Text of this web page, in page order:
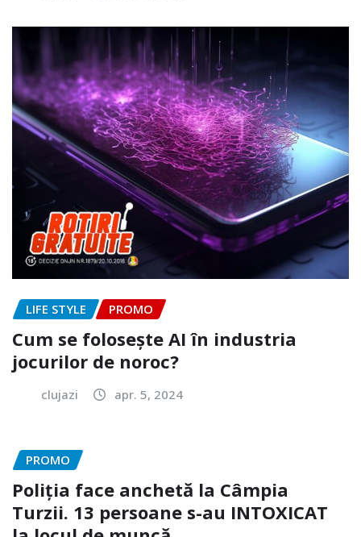
LIFE STYLE PROMO
Cum se folosește AI în industria
jocurilor de noroc?
clujazi apr. 5, 2024
PROMO
Poliția face anchetă la Câmpia
Turzii. 13 persoane s-au INTOXICAT